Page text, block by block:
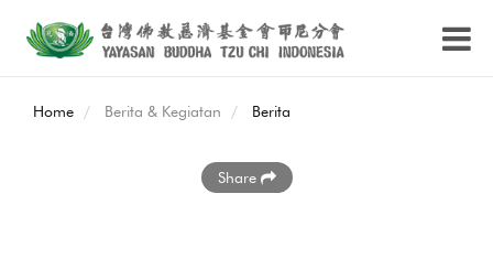
Home Berita & Kegiatan Berita
Share